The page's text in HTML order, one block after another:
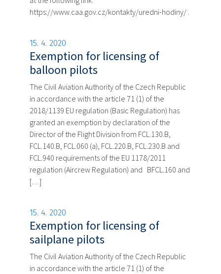
https://www.caa.gov.cz/kontakty/uredni-hodiny/ .
15. 4. 2020
Exemption for licensing of
balloon pilots
The Civil Aviation Authority of the Czech Republic
in accordance with the article 71 (1) of the
2018/1139 EU regulation (Basic Regulation) has
granted an exemption by declaration of the
Director of the Flight Division from FCL.130.B,
FCL.140.B, FCL.060 (a), FCL.220.B, FCL.230.B and
FCL.940 requirements of the EU 1178/2011
regulation (Aircrew Regulation) and BFCL.160 and
[…]
15. 4. 2020
Exemption for licensing of
sailplane pilots
The Civil Aviation Authority of the Czech Republic
in accordance with the article 71 (1) of the